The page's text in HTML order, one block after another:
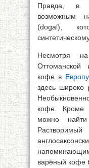
Правда, в
возможным
(dogal),
Несмотря
Оттоманской
кофе в Европу
здесь широко
кофе. Кроме
можно
варёный кофе